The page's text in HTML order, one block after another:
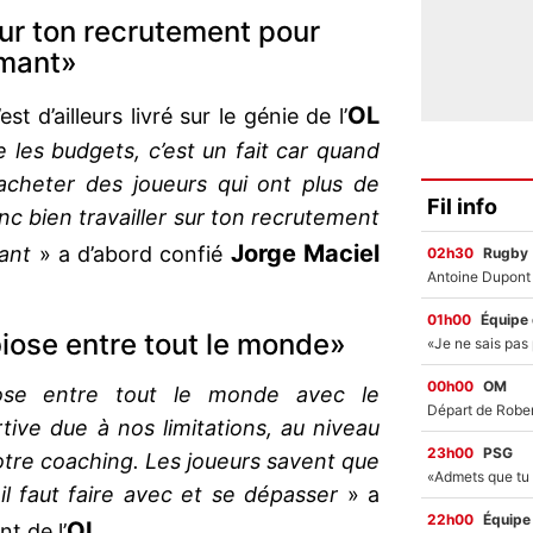
ton recrutement pour
d’ailleurs livré sur le génie de l’OL
les budgets, c’est un fait car quand
des joueurs qui ont plus de
bien travailler sur ton recrutement
» a d’abord confié Jorge Maciel
entre tout le monde»
entre tout le monde avec le
due à nos limitations, au niveau
coaching. Les joueurs savent que
faut faire avec et se dépasser » a
Fil info
02h30 Rugby
01h00 Équipe
00h00 OM
23h00 PSG
22h00